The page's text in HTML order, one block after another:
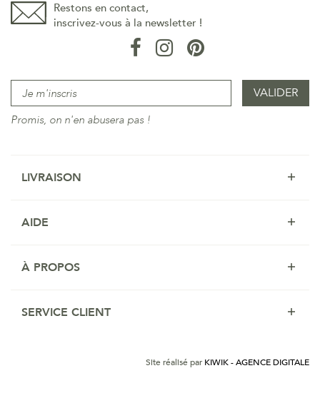
Restons en contact,
inscrivez-vous à la newsletter !
Promis, on n'en abusera pas !
LIVRAISON
AIDE
À PROPOS
SERVICE CLIENT
Site réalisé par KIWIK - AGENCE DIGITALE